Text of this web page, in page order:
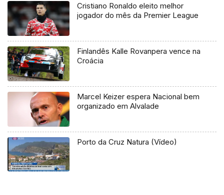
Cristiano Ronaldo eleito melhor
jogador do mês da Premier League
Finlandês Kalle Rovanpera vence na
Croácia
Marcel Keizer espera Nacional bem
organizado em Alvalade
Porto da Cruz Natura (Vídeo)